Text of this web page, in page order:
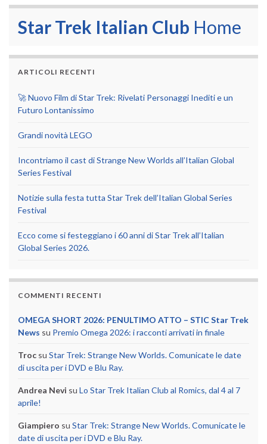
Star Trek Italian Club Home
ARTICOLI RECENTI
🚀 Nuovo Film di Star Trek: Rivelati Personaggi Inediti e un
Futuro Lontanissimo
Grandi novità LEGO
Incontriamo il cast di Strange New Worlds all’Italian Global
Series Festival
Notizie sulla festa tutta Star Trek dell’Italian Global Series
Festival
Ecco come si festeggiano i 60 anni di Star Trek all’Italian
Global Series 2026.
COMMENTI RECENTI
OMEGA SHORT 2026: PENULTIMO ATTO – STIC Star Trek
News su Premio Omega 2026: i racconti arrivati in finale
Troc su Star Trek: Strange New Worlds. Comunicate le date
di uscita per i DVD e Blu Ray.
Andrea Nevi su Lo Star Trek Italian Club al Romics, dal 4 al 7
aprile!
Giampiero su Star Trek: Strange New Worlds. Comunicate le
date di uscita per i DVD e Blu Ray.